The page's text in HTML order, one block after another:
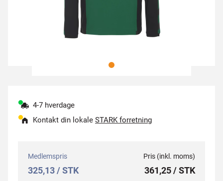
4-7 hverdage
Kontakt din lokale STARK forretning
Medlemspris
325,13 / STK
Pris (inkl. moms)
361,25 / STK